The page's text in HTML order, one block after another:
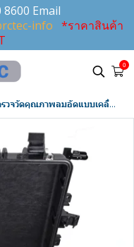
8600 Email
info *ราคาสินค้า
0
จวัดคุณภาพลมอัดแบบเคลื่อนที่ครบวงจร